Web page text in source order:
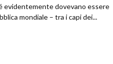
evidentemente dovevano essere
mondiale – tra i capi dei...